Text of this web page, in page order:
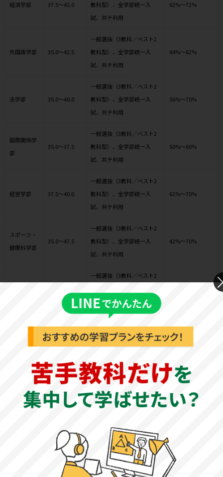
経済学部 37.5～45.0
教科型）、全学部統一入
試、共テ利用
62%～72%
外国語学部 35.0～42.5
一般選抜（3教科／ベスト2
教科型）、全学部統一入
試、共テ利用
44%～62%
法学部 35.0～40.0
一般選抜（3教科／ベスト2
教科型）、全学部統一入
試、共テ利用
56%～70%
国際関係学
部
35.0～37.5
一般選抜（3教科／ベスト2
教科型）、全学部統一入
試、共テ利用
50%～60%
経営学部 37.5～40.0
一般選抜（3教科／ベスト2
教科型）、全学部統一入
試、共テ利用
61%～70%
スポーツ・
健康科学部
35.0～47.5
一般選抜（3教科／ベスト2
教科型）、全学部統一入
試、共テ利用
42%～70%
一般選抜（3教科／ベスト2
試、共テ利用
環境創造学
35.0～47.5
教科型）、全学部統一入
試、共テ利用
36%～70%
医療看護学
35.0～47.5
一般選抜（3教科／ベスト2
教科型）、全学部統一入
試、共テ利用
36%～70%
情報を確認し、実施されているかご確認ください。
大東文化大学 基本情報